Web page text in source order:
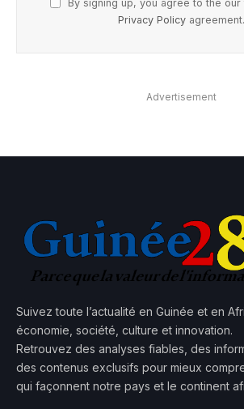
By signing up, you agree to the
Privacy Policyagreement.
Advertisement
Suivez toute l’actualité en Guinée et en
économie, société, culture et innovation.
Retrouvez des analyses fiables, des
des contenus exclusifs pour mieux
qui façonnent notre pays et le continent